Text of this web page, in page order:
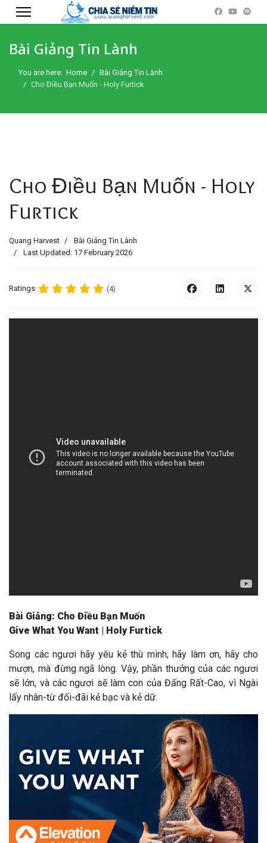
Bài Giảng Tin Lành
You are here: Home
Bài Giảng Tin Lành
Cho Điều Bạn Muốn - Holy Furtick
Cho Điều Bạn Muốn - Holy
Furtick
Quang Harvest
Bài Giảng Tin Lành
Last Updated: 17 February 2026
Ratings (4)
Bài Giảng: Cho Điều Bạn Muốn
Give What You Want | Holy Furtick
Song các ngươi hãy yêu kẻ thù mình; hãy làm ơn, hãy cho
mượn, mà đừng ngã lòng. Vậy, phần thưởng của các ngươi
sẽ lớn, và các ngươi sẽ làm con của Đấng Rất-Cao, vì Ngài
lấy nhân-từ đối-đãi kẻ bạc và kẻ dữ.